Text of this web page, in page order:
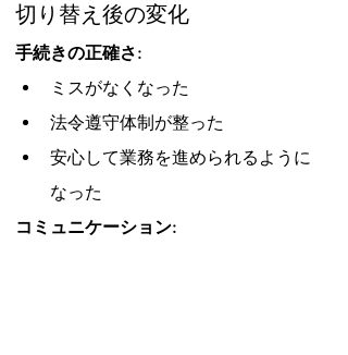
切り替え後の変化
手続きの正確さ:
ミスがなくなった
法令遵守体制が整った
安心して業務を進められるように
なった
コミュニケーション: